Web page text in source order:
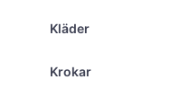
Kläder
Krokar